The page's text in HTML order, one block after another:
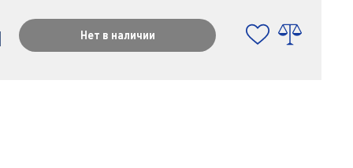
Нет в наличии